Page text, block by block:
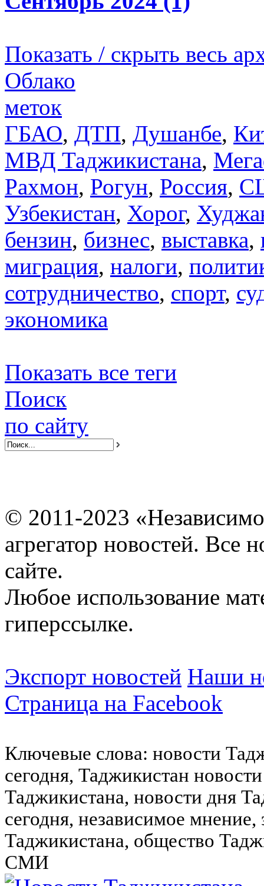
Показать / скрыть весь
Облако
меток
ГБАО, ДТП, Душанбе,
МВД Таджикистана,
Рахмон, Рогун, Россия,
Узбекистан, Хорог,
бензин, бизнес, выставка,
миграция, налоги,
сотрудничество, спорт,
экономика
Показать все теги
Поиск
по сайту
© 2011-2023
агрегатор новостей. Все
сайте.
Любое использование
гиперссылке.
Экспорт новостей Наши
Страница на Facebook
Ключевые слова: новости
сегодня, Таджикистан
Таджикистана, новости дня
сегодня, независимое
Таджикистана, общество
СМИ